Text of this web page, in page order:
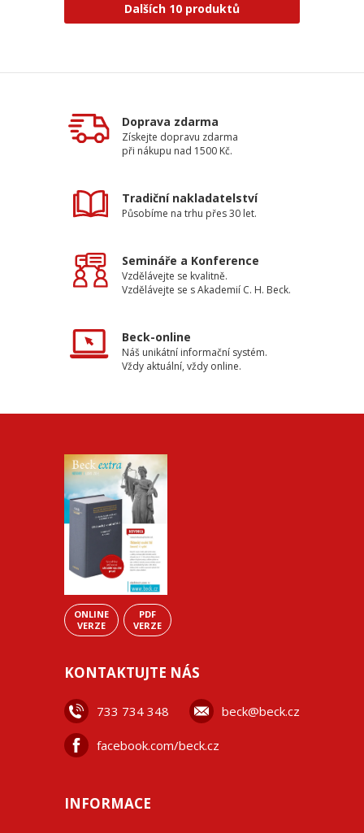
Dalších 10 produktů
Doprava zdarma
Získejte dopravu zdarma
při nákupu nad 1500 Kč.
Tradiční nakladatelství
Působíme na trhu přes 30 let.
Semináře a Konference
Vzdělávejte se kvalitně.
Vzdělávejte se s Akademií C. H. Beck.
Beck-online
Náš unikátní informační systém.
Vždy aktuální, vždy online.
ONLINE
VERZE
PDF
VERZE
KONTAKTUJTE NÁS
733 734 348 beck@beck.cz
facebook.com/beck.cz
INFORMACE